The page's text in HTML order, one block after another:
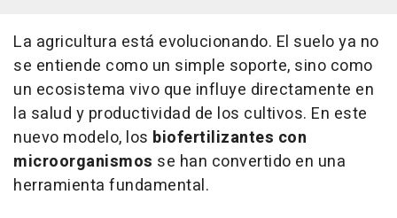
La agricultura está evolucionando. El suelo ya no
se entiende como un simple soporte, sino como
un ecosistema vivo que influye directamente en
la salud y productividad de los cultivos. En este
nuevo modelo, los biofertilizantes con
microorganismos se han convertido en una
herramienta fundamental.